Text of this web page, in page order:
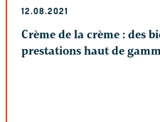
12.08.2021
Crème de la crème : des
prestations haut de